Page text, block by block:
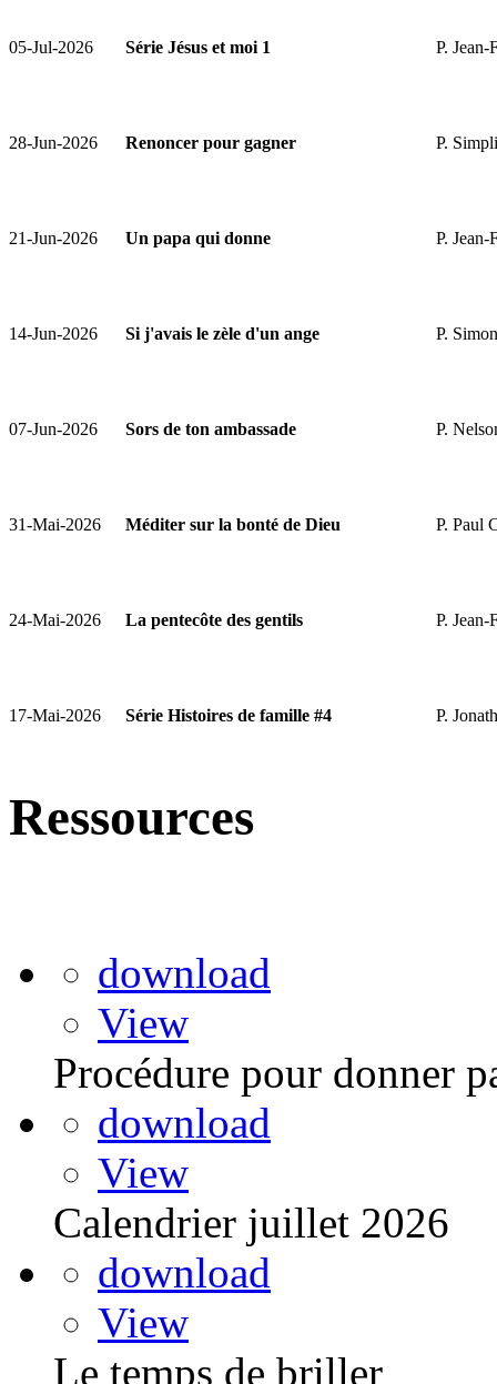
05-Jul-2026 Série Jésus et moi 1 P.
28-Jun-2026 Renoncer pour gagner P.
21-Jun-2026 Un papa qui donne P.
14-Jun-2026 Si j'avais le zèle d'un ange P.
07-Jun-2026 Sors de ton ambassade P.
31-Mai-2026 Méditer sur la bonté de Dieu P. Paul
24-Mai-2026 La pentecôte des gentils P.
17-Mai-2026 Série Histoires de famille #4 P.
Ressources
download
View
Procédure pour donner
download
View
Calendrier juillet 2026
download
View
Le temps de briller